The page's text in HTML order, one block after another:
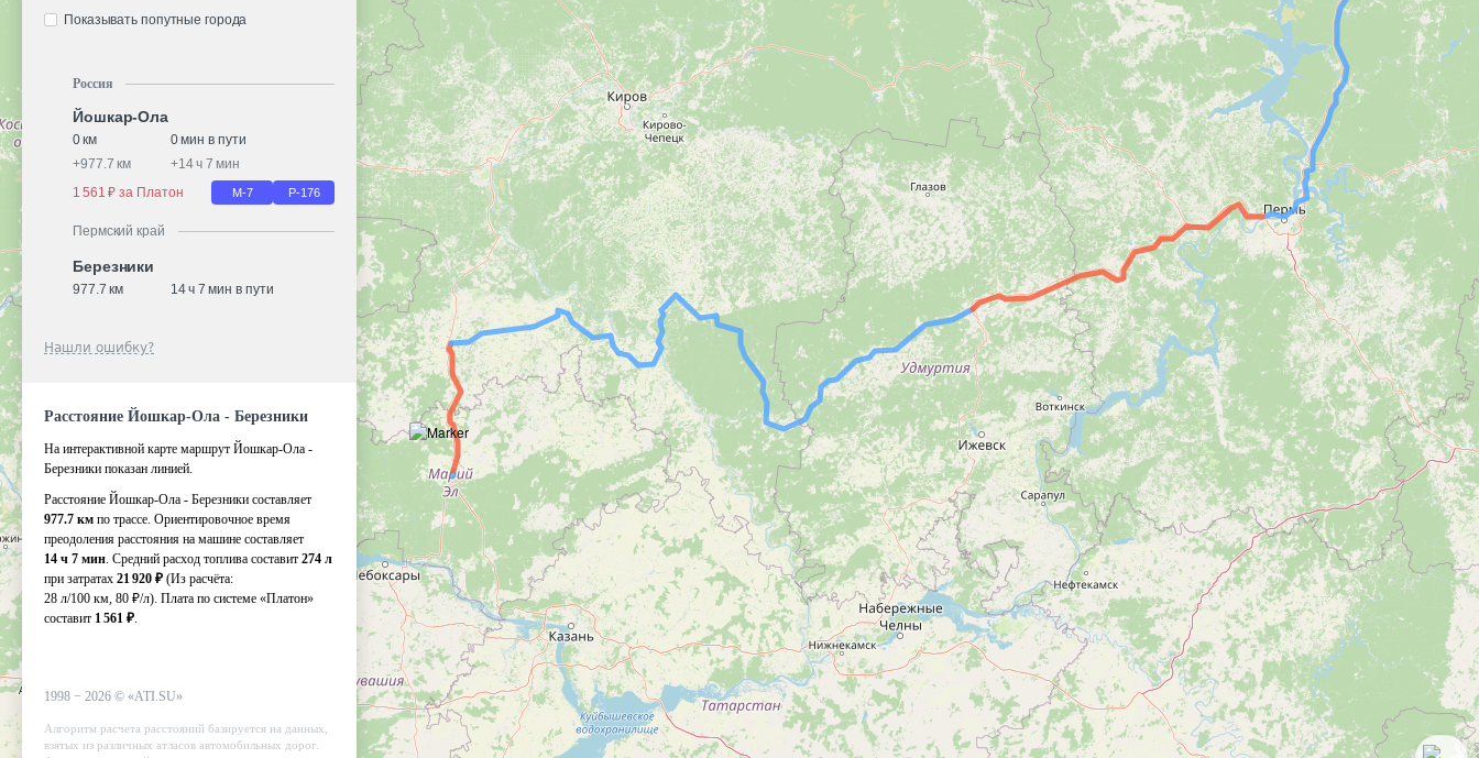
Показывать попутные города
Россия
Йошкар-Ола
0 км
0 мин в пути
+977.7 км +14 ч 7 мин
1 561 ₽ за Платон
М-7 Р-176
Пермский край
Березники
977.7 км 14 ч 7 мин в пути
Нашли ошибку?
Расстояние Йошкар-Ола - Березники
На интерактивной карте маршрут Йошкар-Ола -
Березники показан линией.
Расстояние Йошкар-Ола - Березники составляет
977.7 км по трассе. Ориентировочное время
преодоления расстояния на машине составляет
14 ч 7 мин. Средний расход топлива составит 274 л
при затратах 21 920 ₽ (Из расчёта:
28 л/100 км, 80 ₽/л). Плата по системе «Платон»
составит 1 561 ₽.
1998 − 2026 © «ATI.SU»
Алгоритм расчета расстояний базируется на данных,
взятых из различных атласов автомобильных дорог.